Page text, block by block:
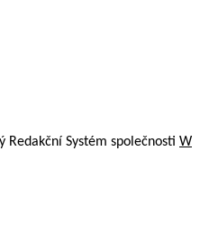
Redakční Systém společnosti W